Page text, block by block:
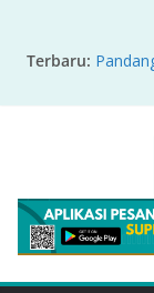
Terbaru:
Nikel
Sirah
Ayat